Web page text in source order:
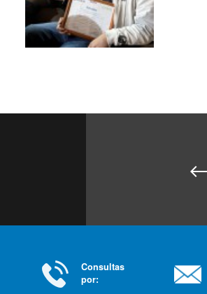
Consultas
por: